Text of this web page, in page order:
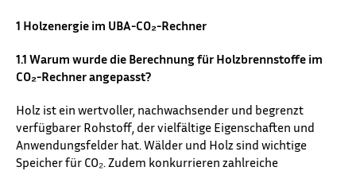
1 Holzenergie im UBA-CO₂-Rechner
1.1 Warum wurde die Berechnung für Holzbrennstoffe im
CO₂-Rechner angepasst?
Holz ist ein wertvoller, nachwachsender und begrenzt
verfügbarer Rohstoff, der vielfältige Eigenschaften und
Anwendungsfelder hat. Wälder und Holz sind wichtige
Speicher für CO₂. Zudem konkurrieren zahlreiche